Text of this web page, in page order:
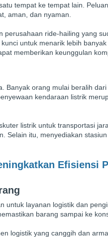
tempat ke tempat lain.
aman, dan nyaman.
ride-hailing yang
untuk menarik lebih
memberikan keunggulan
Banyak orang mulai beralih
kendaraan listrik
listrik untuk transportasi
Selain itu, menyediakan
Efisiensi
untuk layanan logistik dan
barang sampai ke
logistik yang canggih dan